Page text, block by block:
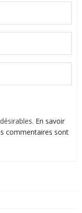
En savoir
commentaires sont